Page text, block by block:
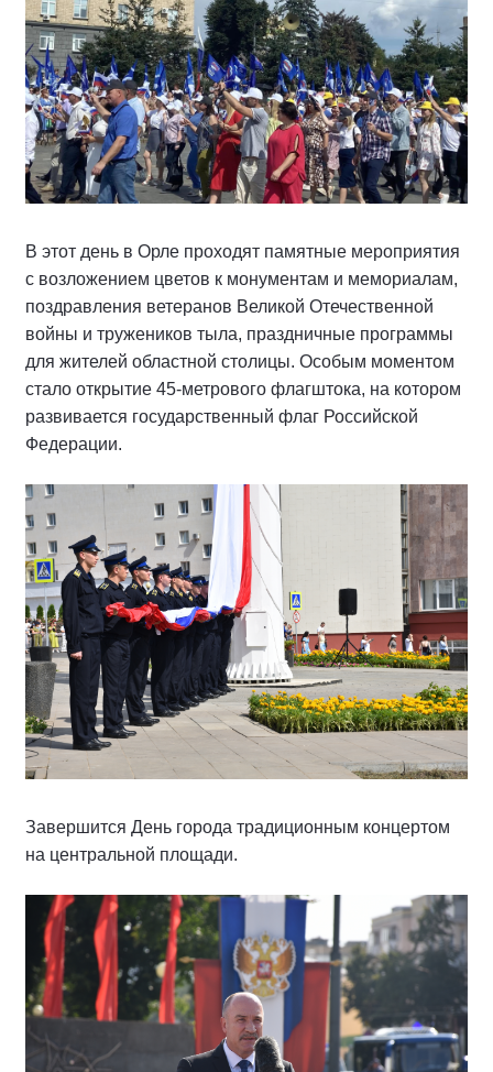
В этот день в Орле проходят памятные мероприятия
с возложением цветов к монументам и мемориалам,
поздравления ветеранов Великой Отечественной
войны и тружеников тыла, праздничные программы
для жителей областной столицы. Особым моментом
стало открытие 45-метрового флагштока, на котором
развивается государственный флаг Российской
Федерации.
Завершится День города традиционным концертом
на центральной площади.